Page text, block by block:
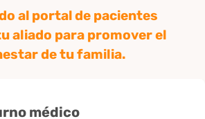
al portal de pacientes
aliado para promover el
de tu familia.
médico